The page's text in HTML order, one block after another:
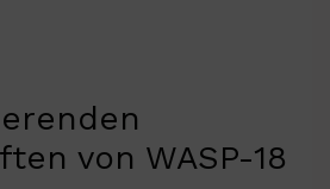
von WASP-18